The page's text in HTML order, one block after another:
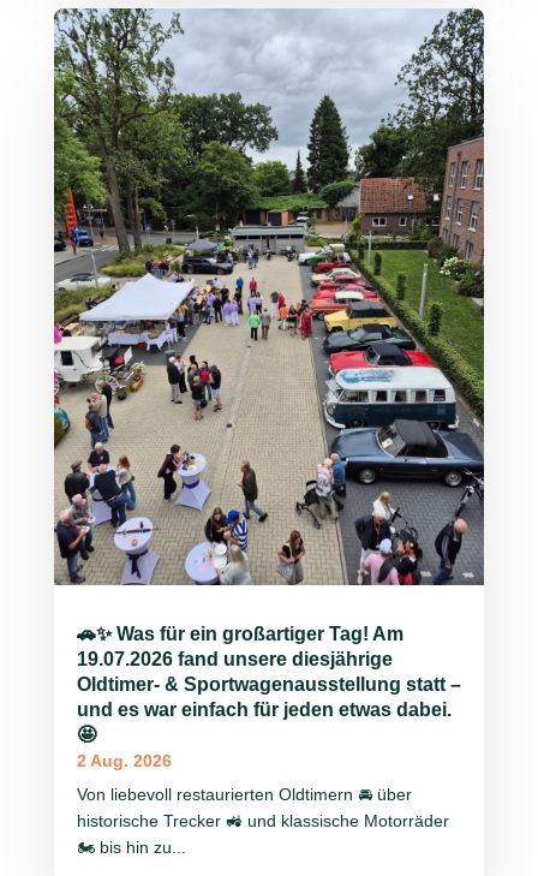
🚗✨ Was für ein großartiger Tag! Am
19.07.2026 fand unsere diesjährige
Oldtimer- & Sportwagenausstellung statt –
und es war einfach für jeden etwas dabei.
🤩
2 Aug. 2026
Von liebevoll restaurierten Oldtimern 🚘 über
historische Trecker 🚜 und klassische Motorräder
🏍️ bis hin zu...